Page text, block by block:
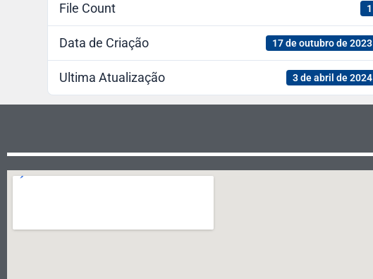
File Count 1
Data de Criação 17 de outubro de 2023
Ultima Atualização 3 de abril de 2024